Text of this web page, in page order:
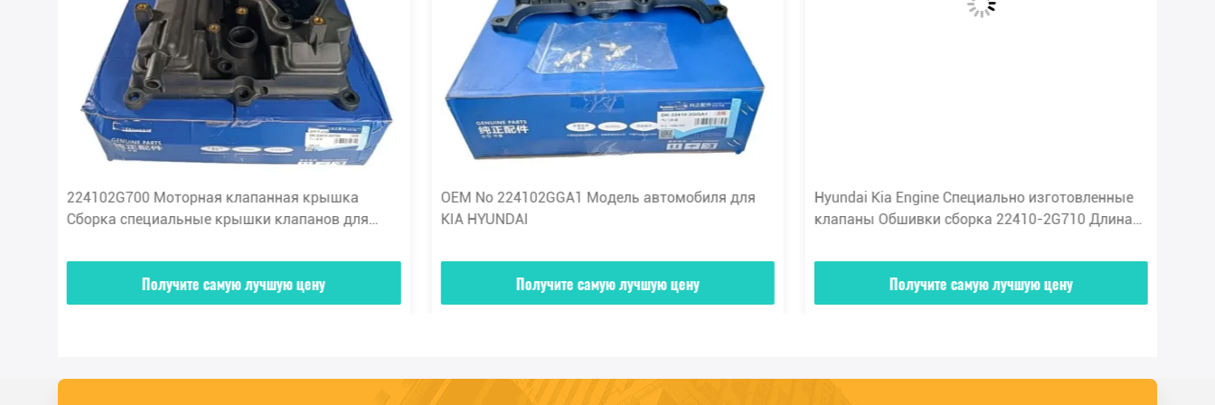
224102G700 Моторная клапанная крышка
Сборка специальные крышки клапанов для
Получите самую лучшую цену
OEM No 224102GGA1 Модель автомобиля для
KIA HYUNDAI
Получите самую лучшую цену
Hyundai Kia Engine Специально изготовленные
клапаны Обшивки сборка 22410-2G710 Длина
Получите самую лучшую цену